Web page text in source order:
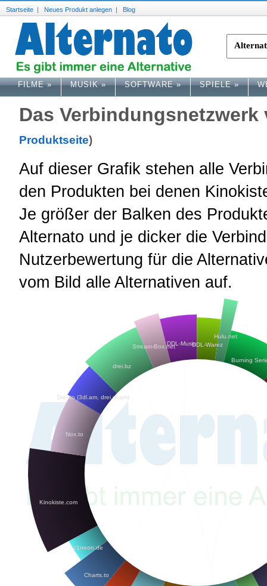
Startseite | Neues Produkt anlegen | Blog
FILME» MUSIK» SOFTWARE» SPIELE»
Das
Produktseite)
Auf dieser Grafik stehen alle
den Produkten bei denen
Je größer der Balken des
Alternato und je dicker die
Nutzerbewertung für die
vom Bild alle Alternativen auf.
Charts.to
c1neon.de
Kinokiste.com
Nox.to
Drei.to (3dl.am, drei.dl.am)
drei.bz
Stream-Box.netDDL-MusicDDL-Warez
Hulu.net
Burning